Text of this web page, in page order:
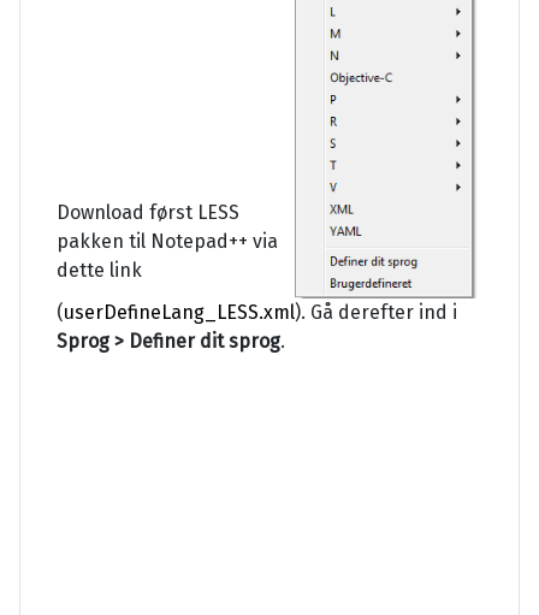
Download først LESS
pakken til Notepad++ via
dette link
(userDefineLang_LESS.xml). Gå derefter ind i
Sprog > Definer dit sprog.